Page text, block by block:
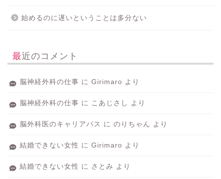
始めるのに遅いということは多分ない
最近のコメント
脳神経外科の仕事 に Girimaro より
脳神経外科の仕事 に こあじさし より
脳外科医のキャリアパス に のりちゃん より
結婚できない女性 に Girimaro より
結婚できない女性 に さとみ より